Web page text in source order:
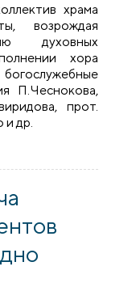
храма
возрождая
духовных
хора
П.Чеснокова,
прот.
др.
Святых